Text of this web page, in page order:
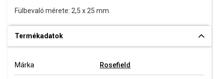
Fülbevaló mérete: 2,5 x 25 mm.
Termékadatok
Márka Rosefield